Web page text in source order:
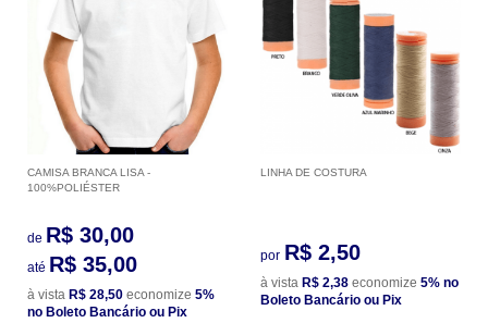
CAMISA BRANCA LISA -
100%POLIÉSTER
de R$ 30,00
até R$ 35,00
à vista R$ 28,50 economize 5%
no Boleto Bancário ou Pix
LINHA DE COSTURA
por R$ 2,50
à vista R$ 2,38 economize 5% no
Boleto Bancário ou Pix